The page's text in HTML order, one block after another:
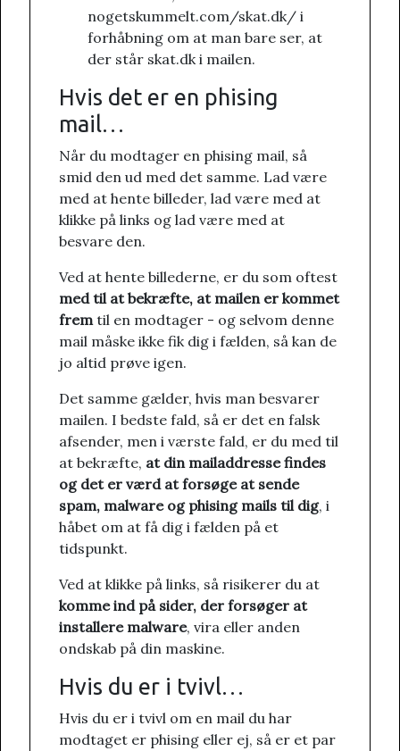
nogetskummelt.com/skat.dk/ i
forhåbning om at man bare ser, at
der står skat.dk i mailen.
Hvis det er en phising
mail…
Når du modtager en phising mail, så
smid den ud med det samme. Lad være
med at hente billeder, lad være med at
klikke på links og lad være med at
besvare den.
Ved at hente billederne, er du som oftest
med til at bekræfte, at mailen er kommet
fremtil en modtager - og selvom denne
mail måske ikke fik dig i fælden, så kan de
jo altid prøve igen.
Det samme gælder, hvis man besvarer
mailen. I bedste fald, så er det en falsk
afsender, men i værste fald, er du med til
at bekræfte, at din mailaddresse findes
og det er værd at forsøge at sende
spam, malware og phising mails til dig, i
håbet om at få dig i fælden på et
tidspunkt.
Ved at klikke på links, så risikerer du at
komme ind på sider, der forsøger at
installere malware, vira eller anden
ondskab på din maskine.
Hvis du er i tvivl…
Hvis du er i tvivl om en mail du har
modtaget er phising eller ej, så er et par